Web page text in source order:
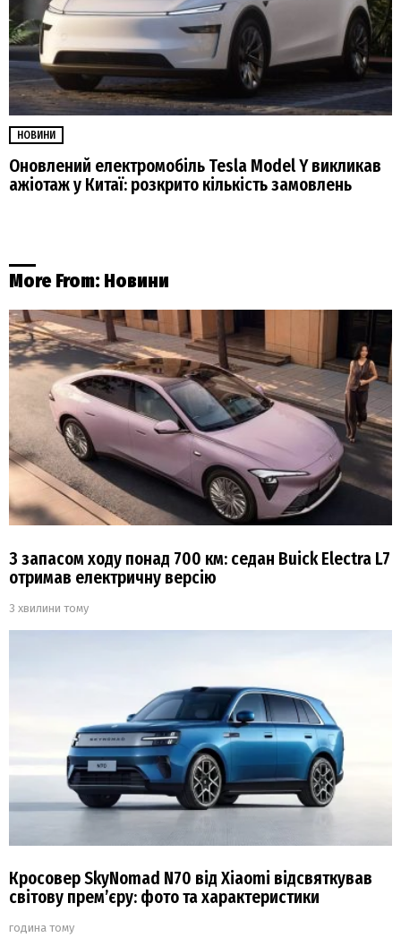
НОВИНИ
Оновлений електромобіль ​​Tesla Model Y викликав
ажіотаж у Китаї: розкрито кількість замовлень
More From: Новини
З запасом ходу понад 700 км: седан Buick Electra L7
отримав електричну версію
3 хвилини тому
Кросовер SkyNomad N70 від Xiaomi відсвяткував
світову прем’єру: фото та характеристики
година тому